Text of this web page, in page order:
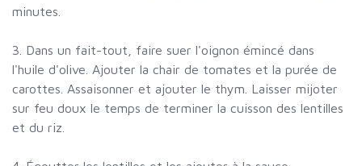
minutes.
3. Dans un fait-tout, faire suer l'oignon émincé dans
l'huile d'olive. Ajouter la chair de tomates et la purée de
carottes. Assaisonner et ajouter le thym. Laisser mijoter
sur feu doux le temps de terminer la cuisson des lentilles
et du riz.